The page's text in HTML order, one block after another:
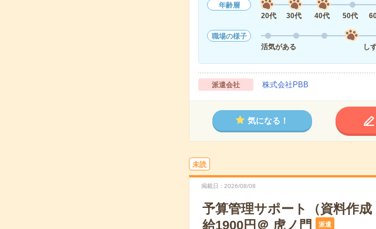
年齢層
20代
30代 40代 50代
職場の様子
活気がある
し
派遣会社 株式会社PBB
気になる！
未読
掲載日 2026/08/08
予算管理サポート（資料作
給1900円＠ 虎ノ門
派遣